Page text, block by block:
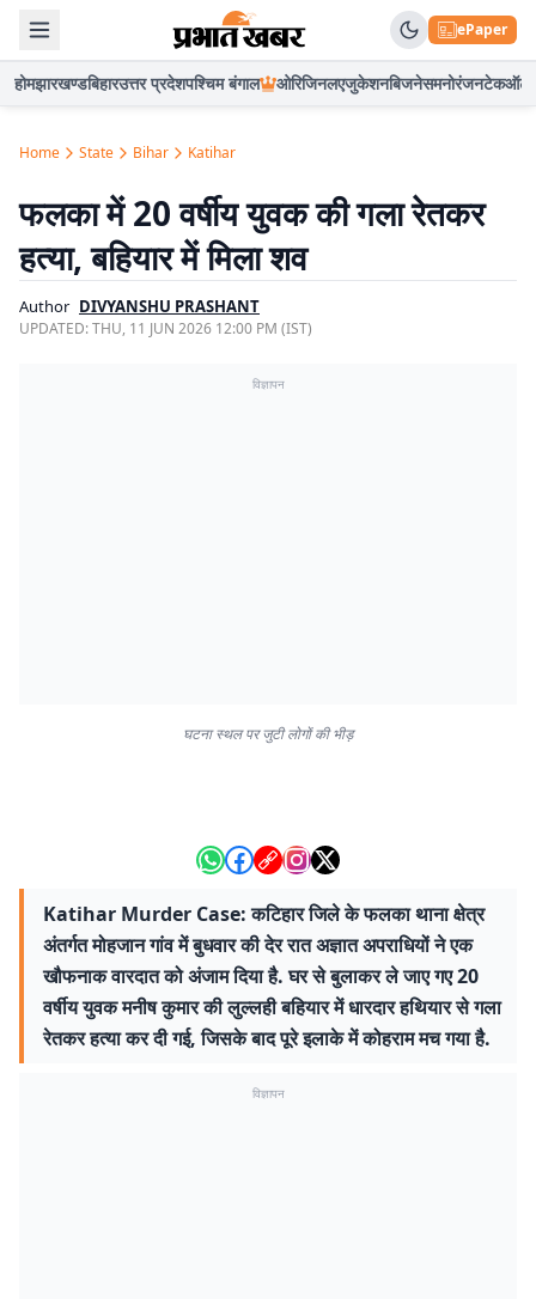
ePaper
होमझारखण्डबिहारउत्तर प्रदेशपश्चिम बंगाल ओरिजिनलएजुकेशनबिजनेसमनोरंजनटेकऑटो
Home State Bihar Katihar
फलका में 20 वर्षीय युवक की गला रेतकर
हत्या, बहियार में मिला शव
Author DIVYANSHU PRASHANT
UPDATED:THU, 11 JUN 2026 12:00 PM (IST)
विज्ञापन
घटना स्थल पर जुटी लोगों की भीड़
Katihar Murder Case: कटिहार जिले के फलका थाना क्षेत्र
अंतर्गत मोहजान गांव में बुधवार की देर रात अज्ञात अपराधियों ने एक
खौफनाक वारदात को अंजाम दिया है. घर से बुलाकर ले जाए गए 20
वर्षीय युवक मनीष कुमार की लुल्लही बहियार में धारदार हथियार से गला
रेतकर हत्या कर दी गई, जिसके बाद पूरे इलाके में कोहराम मच गया है.
विज्ञापन